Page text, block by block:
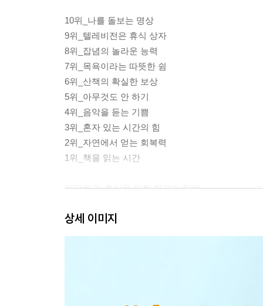
10위_나를 돌보는 명상
9위_텔레비전은 휴식 상자
8위_잡념의 놀라운 능력
7위_목욕이라는 따뜻한 쉼
6위_산책의 확실한 보상
5위_아무것도 안 하기
4위_음악을 듣는 기쁨
3위_혼자 있는 시간의 힘
2위_자연에서 얻는 회복력
1위_책을 읽는 시간
에필로그_휴식을 위한 최고의 처방
참고문헌
상세 이미지